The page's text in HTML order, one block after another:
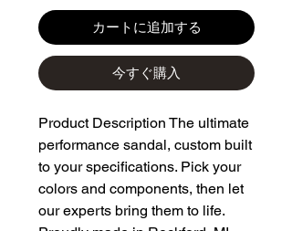
カートに追加する
今すぐ購入
Product Description The ultimate
performance sandal, custom built
to your specifications. Pick your
colors and components, then let
our experts bring them to life.